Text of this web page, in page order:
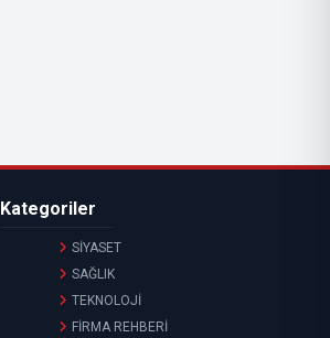
Kategoriler
SİYASET
SAĞLIK
TEKNOLOJİ
FİRMA REHBERİ